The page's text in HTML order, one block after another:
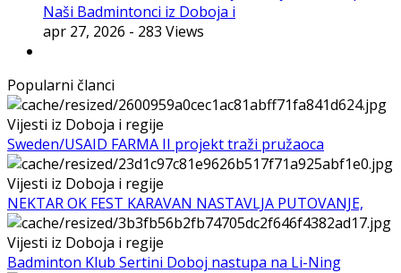
Naši Badmintonci iz Doboja i
apr 27, 2026 - 283 Views
Popularni članci
Vijesti iz Doboja i regije
Sweden/USAID FARMA II projekt traži pružaoca
Vijesti iz Doboja i regije
NEKTAR OK FEST KARAVAN NASTAVLJA PUTOVANJE,
Vijesti iz Doboja i regije
Badminton Klub Sertini Doboj nastupa na Li-Ning